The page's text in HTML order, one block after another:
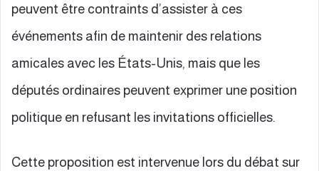
peuvent être contraints d’assister à ces
événements afin de maintenir des relations
amicales avec les États-Unis, mais que les
députés ordinaires peuvent exprimer une position
politique en refusant les invitations officielles.
Cette proposition est intervenue lors du débat sur